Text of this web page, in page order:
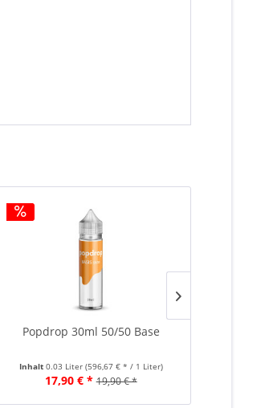
Popdrop 30ml 50/50 Base
Inhalt 0.03 Liter (596,67 € * / 1 Liter)
17,90 € * 19,90 € *